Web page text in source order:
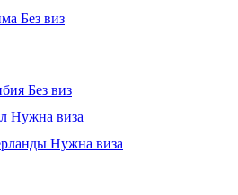
Без виз
Без виз
Нужна виза
Нужна виза